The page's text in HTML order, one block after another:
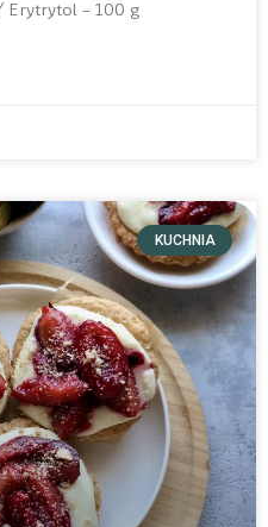
Erytrytol – 100 g
KUCHNIA